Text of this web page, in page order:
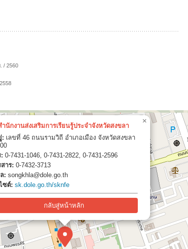
/ 2560
ำนักงานส่งเสริมการเรียนรู้ประจำจังหวัดสงขลา
: เลขที่ 46 ถนนรามวิถี อำเภอเมือง จังหวัดสงขลา
0-7431-1046, 0-7431-2822, 0-7431-2596
าร: 0-7432-3713
: songkhla@dole.go.th
ซต์: sk.dole.go.th/sknfe
กลับสู่หน้าหลัก
×